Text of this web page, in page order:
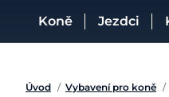
Koně Jezdci
Úvod / Vybavení pro koně /